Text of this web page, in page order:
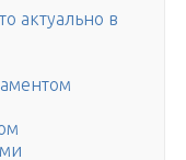
актуально в